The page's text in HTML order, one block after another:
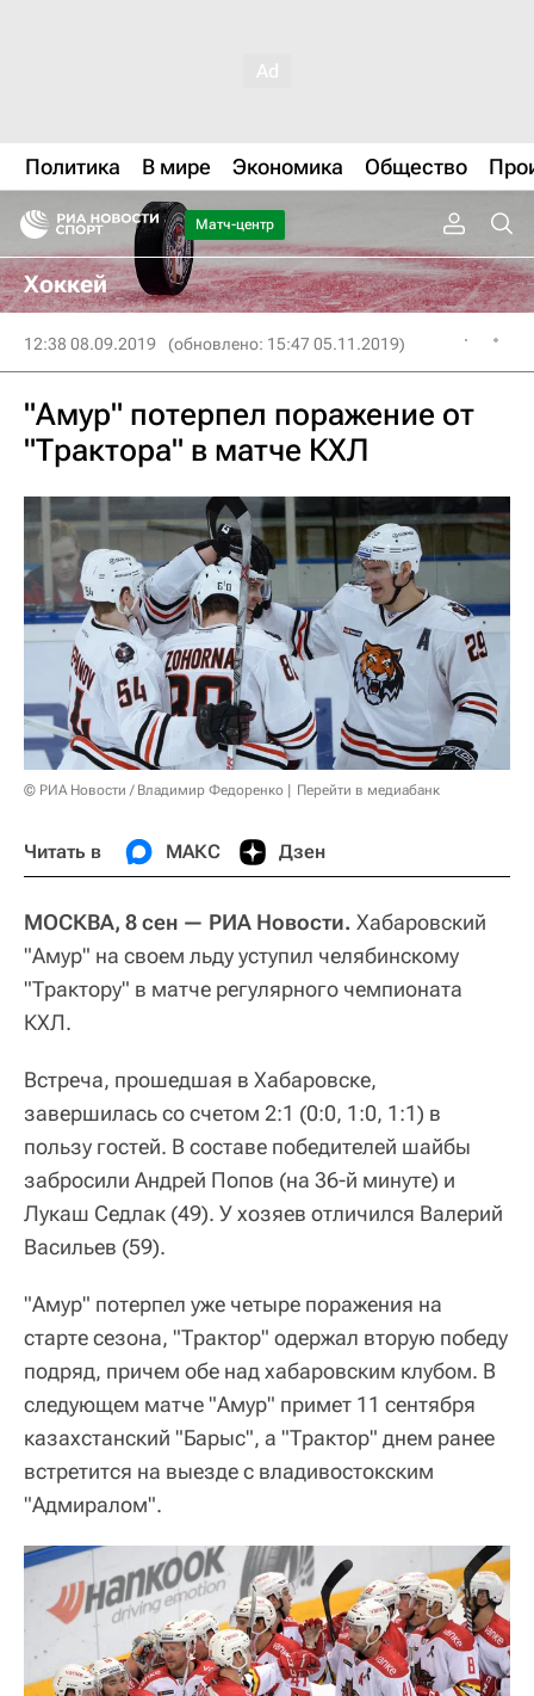
Политика В мире Экономика Общество
Матч-центр
Хоккей
12:38 08.09.2019 (обновлено: 15:47 05.11.2019)
"Амур" потерпел поражение от
"Трактора" в матче КХЛ
© РИА Новости / Владимир Федоренко Перейти в медиабанк
Читать в МАКС Дзен
МОСКВА, 8 сен — РИА Новости. Хабаровский
"Амур" на своем льду уступил челябинскому
"Трактору" в матче регулярного чемпионата
КХЛ.
Встреча, прошедшая в Хабаровске,
завершилась со счетом 2:1 (0:0, 1:0, 1:1) в
пользу гостей. В составе победителей шайбы
забросили Андрей Попов (на 36-й минуте) и
Лукаш Седлак (49). У хозяев отличился Валерий
Васильев (59).
"Амур" потерпел уже четыре поражения на
старте сезона, "Трактор" одержал вторую победу
подряд, причем обе над хабаровским клубом. В
следующем матче "Амур" примет 11 сентября
казахстанский "Барыс", а "Трактор" днем ранее
встретится на выезде с владивостокским
"Адмиралом".